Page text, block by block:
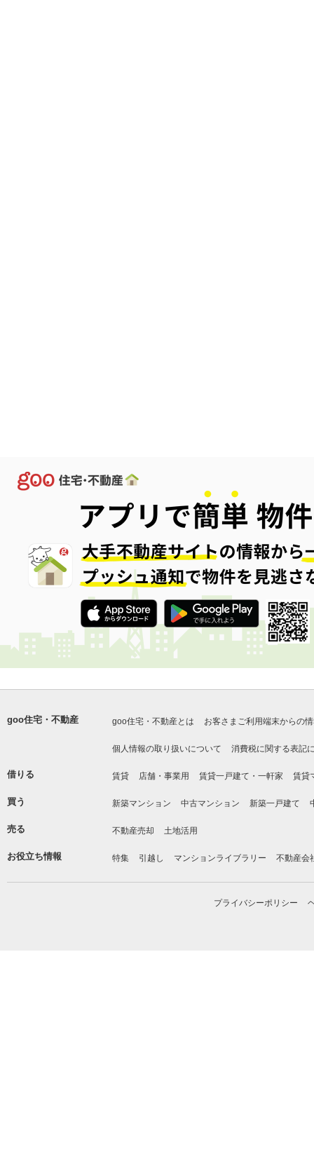
goo住宅・不動産 goo住宅・不動産とは お客さまご利用端末からの
個人情報の取り扱いについて 消費税に関する表記
借りる 賃貸 店舗・事業用 賃貸一戸建て・一軒家 賃貸
買う 新築マンション 中古マンション 新築一戸建て
売る 不動産売却 土地活用
お役立ち情報 特集 引越し マンションライブラリー 不動産会
プライバシーポリシー